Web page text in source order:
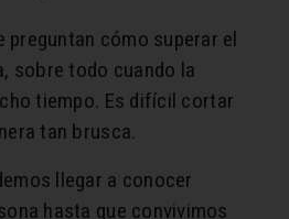
preguntan cómo superar el
sobre todo cuando la
tiempo. Es difícil cortar
tan brusca.
llegar a conocer
hasta que convivimos